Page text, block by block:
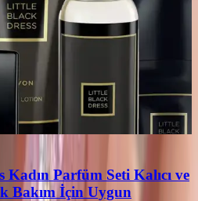
Parfüm Seti Kalıcı ve
Bakım İçin Uygun